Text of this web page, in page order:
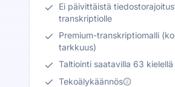
Ei päivittäistä
transkriptiolle
Premium-transkriptiomalli
tarkkuus)
Taltiointi saatavilla 63 kielellä
Tekoälykäännös